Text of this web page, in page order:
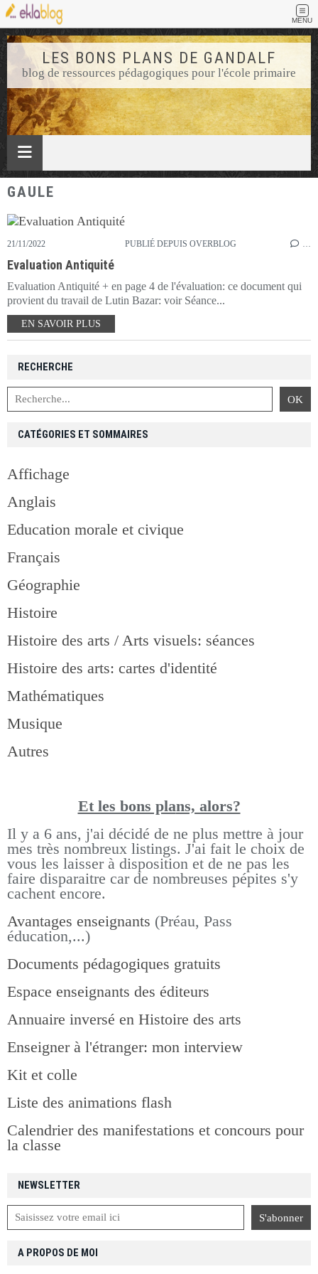
MENU
LES BONS PLANS DE GANDALF
blog de ressources pédagogiques pour l'école primaire
GAULE
21/11/2022 PUBLIÉ DEPUIS OVERBLOG …
Evaluation Antiquité
Evaluation Antiquité + en page 4 de l'évaluation: ce document qui
provient du travail de Lutin Bazar: voir Séance...
EN SAVOIR PLUS
NEWSLETTER
RECHERCHE
CATÉGORIES ET SOMMAIRES
Affichage
Anglais
Education morale et civique
Français
Géographie
Histoire
Histoire des arts / Arts visuels: séances
Histoire des arts: cartes d'identité
Mathématiques
Musique
Autres
Et les bons plans, alors?
Il y a 6 ans, j'ai décidé de ne plus mettre à jour
mes très nombreux listings. J'ai fait le choix de
vous les laisser à disposition et de ne pas les
faire disparaitre car de nombreuses pépites s'y
cachent encore.
Avantages enseignants (Préau, Pass
éducation,...)
Documents pédagogiques gratuits
Espace enseignants des éditeurs
Annuaire inversé en Histoire des arts
Enseigner à l'étranger: mon interview
Kit et colle
Liste des animations flash
Calendrier des manifestations et concours pour
la classe
A PROPOS DE MOI